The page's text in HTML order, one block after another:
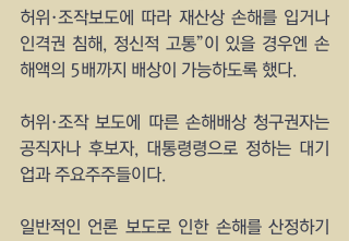
허위·조작보도에 따라 재산상 손해를 입거나
인격권 침해, 정신적 고통”이 있을 경우엔 손
해액의 5배까지 배상이 가능하도록 했다.
허위·조작 보도에 따른 손해배상 청구권자는
공직자나 후보자, 대통령령으로 정하는 대기
업과 주요주주들이다.
일반적인 언론 보도로 인한 손해를 산정하기